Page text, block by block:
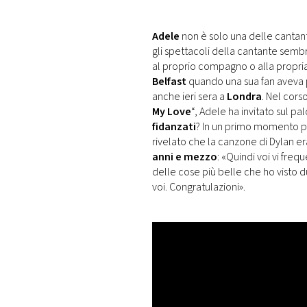
RMC
CONSIGLIA
Adele non è solo una delle
gli spettacoli della cantante
al proprio compagno o alla
Belfastquando una sua fan
anche ieri sera a Londra. Nel
My Love“, Adele ha invitato sul
fidanzati? In un primo momento
rivelato che la canzone di Dylan
anni e mezzo: «Quindi voi vi
delle cose più belle che ho visto
voi. Congratulazioni».